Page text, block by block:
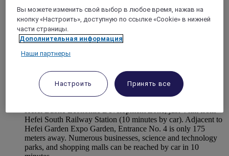
Mercure Hefei South Railway Station
Hefei South Railway Station (10 minutes by car). Adjacent to
Hefei Garden Expo Garden, Entrance No. 4 is only 175
meters away. Numerous businesses, science and technology
parks, and shopping malls can be reached by car in 10
Вы можете изменить свой выбор в любое время, нажав на
кнопку «Настроить», доступную по ссылке «Cookie» в нижней
части страницы.
Дополнительная информация
Наши партнеры
Настроить Принять все